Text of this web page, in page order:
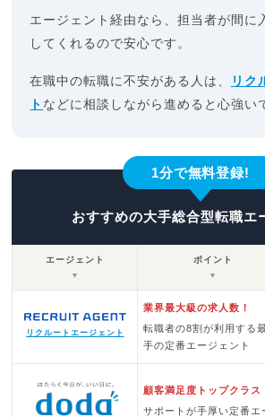
エージェント経由なら、担当者が間に
してくれるので安心です。
在職中の転職に不安がある人は、
リク
ト などに相談しながら進めると心強い
1分で無料登録!
おすすめの大手総合型転職エ
エージェント
▼
ポイント
▼
リクルートエージェント
業界最大級の求人数！
転職者の8割が利用する
手の定番エージェント
顧客満足度トップクラス
サポートが手厚い定番エ